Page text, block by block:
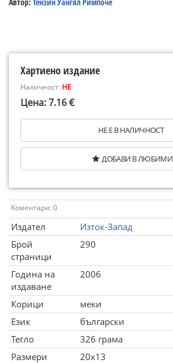
Хартиено издание
Наличност: НЕ
Цена: 7.16 €
НЕ Е В НАЛИЧНОСТ
ДОБАВИ В ЛЮБИМИ
Коментари: 0
Издател
Изток-Запад
Брой
страници
290
Година на
издаване
2006
Корици
меки
Език
български
Тегло
326 грама
Размери
20x13